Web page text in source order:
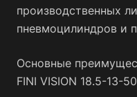
производственных
пневмоцилиндров и
Основные
FINI VISION 18.5-13-